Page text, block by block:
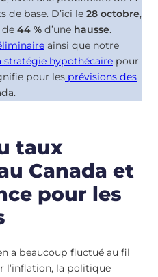
de base. D’ici le 28 octobre,
de 44 % d’une hausse.
ainsi que notre
stratégie hypothécaire pour
pour les prévisions des
taux
Canada et
pour les
a beaucoup fluctué au fil
l’inflation, la politique